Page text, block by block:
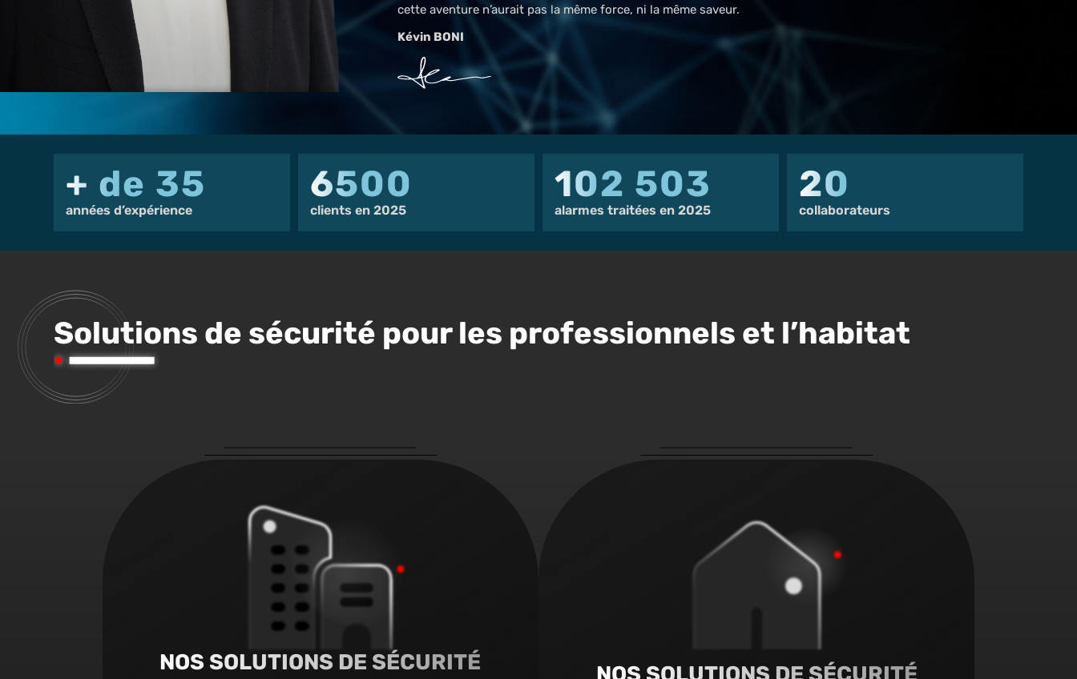
cette aventure n’aurait pas la même force, ni la même saveur.
Kévin BONI
+ de 35
années d’expérience
6500
clients en 2025
102 503
alarmes traitées en 2025
20
collaborateurs
Solutions de sécurité pour les professionnels et l’habitat
NOS SOLUTIONS DE SÉCURITÉ